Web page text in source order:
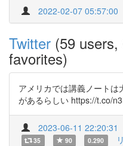
2022-02-07 05:57:00
Twitter (59
favorites)
アメリカでは講義ノート
があるらしい https://t.co/
2023-06-11 22:20:31
35 90 0.290